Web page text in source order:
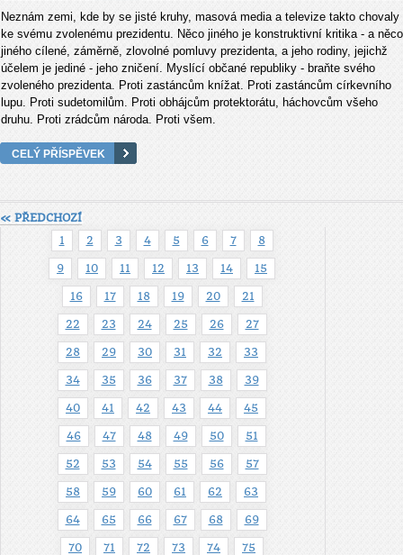
Neznám zemi, kde by se jisté kruhy, masová media a televize takto chovaly
ke svému zvolenému prezidentu. Něco jiného je konstruktivní kritika - a něco
jiného cílené, záměrně, zlovolné pomluvy prezidenta, a jeho rodiny, jejichž
účelem je jediné - jeho zničení. Myslící občané republiky - braňte svého
zvoleného prezidenta. Proti zastáncům knížat. Proti zastáncům církevního
lupu. Proti sudetomilům. Proti obhájcům protektorátu, háchovcům všeho
druhu. Proti zrádcům národa. Proti všem.
CELÝ PŘÍSPĚVEK
« PŘEDCHOZÍ
1
2 3 4 5 6 7 8
9 10 11 12 13 14 15
16 17 18 19 20 21
22 23 24 25 26 27
28 29 30 31 32 33
34 35 36 37 38 39
40 41 42 43 44 45
46 47 48 49 50 51
52 53 54 55 56 57
58 59 60 61 62 63
64 65 66 67 68 69
70 71 72 73 74 75